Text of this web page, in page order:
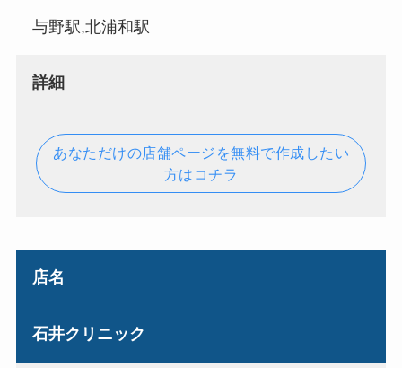
与野駅,北浦和駅
詳細
あなただけの店舗ページを無料で作成したい
方はコチラ
店名
石井クリニック